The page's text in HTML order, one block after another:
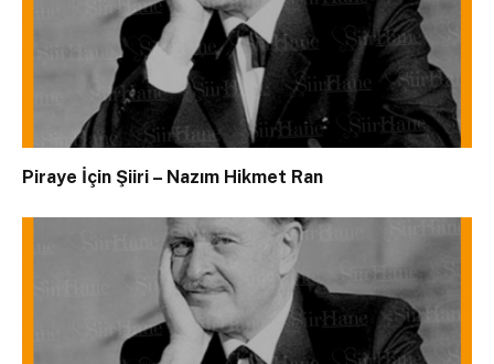
Piraye İçin Şiiri – Nazım Hikmet Ran